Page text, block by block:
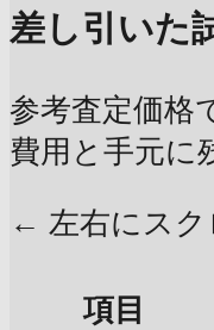
差し引いた
参考査定価格
費用と手元に
← 左右にス
項目